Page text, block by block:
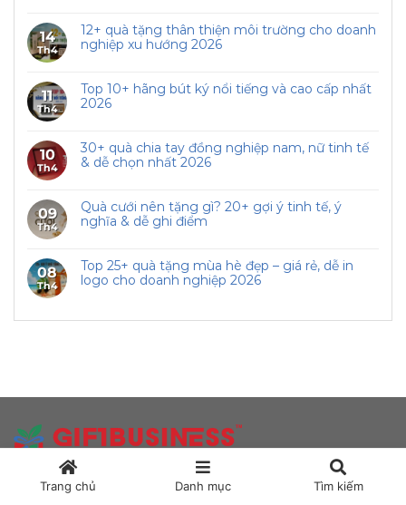
14
Th4
12+ quà tặng thân thiện môi trường cho doanh
nghiệp xu hướng 2026
11
Th4
Top 10+ hãng bút ký nổi tiếng và cao cấp nhất
2026
10
Th4
30+ quà chia tay đồng nghiệp nam, nữ tinh tế
& dễ chọn nhất 2026
09
Th4
Quà cưới nên tặng gì? 20+ gợi ý tinh tế, ý
nghĩa & dễ ghi điểm
08
Th4
Top 25+ quà tặng mùa hè đẹp – giá rẻ, dễ in
logo cho doanh nghiệp 2026
Địa chỉ: Số 49 Đường 16 Khu dân cư Nam Long,
Trang chủ Danh mục Tìm kiếm